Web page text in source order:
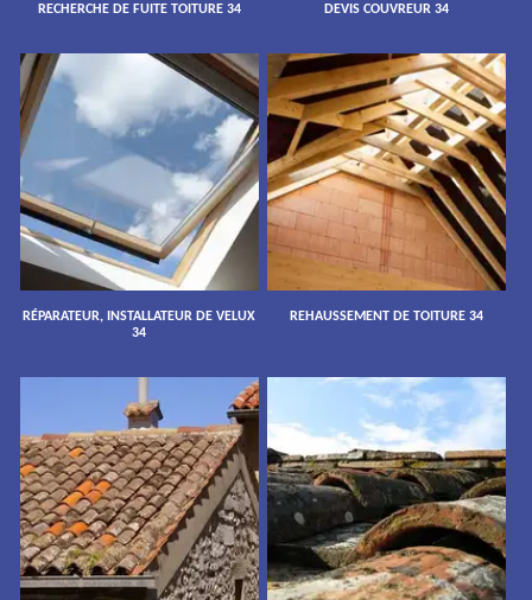
RECHERCHE DE FUITE TOITURE 34 DEVIS COUVREUR 34
RÉPARATEUR, INSTALLATEUR DE VELUX
34
REHAUSSEMENT DE TOITURE 34